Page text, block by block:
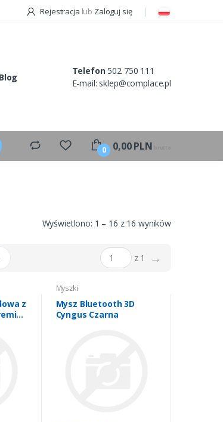
Rejestracja lub Zaloguj się
Blog
Telefon 502 750 111
E-mail: sklep@complace.pl
0 0,00PLN
Wyświetlono: 1 – 16 z 16 wyników
z 1 →
z
Myszki
Mysz Bluetooth 3D
Cyngus Czarna